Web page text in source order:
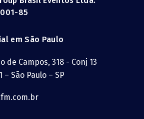
85
em São Paulo
de Campos, 318 - Conj 13
– São Paulo – SP